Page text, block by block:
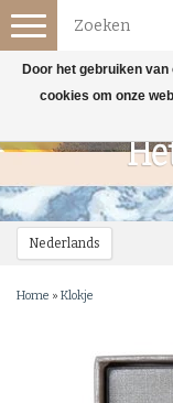
Nederlands
Toggle
navigation
Home » Klokje
Door het gebruiken
cookies om onze